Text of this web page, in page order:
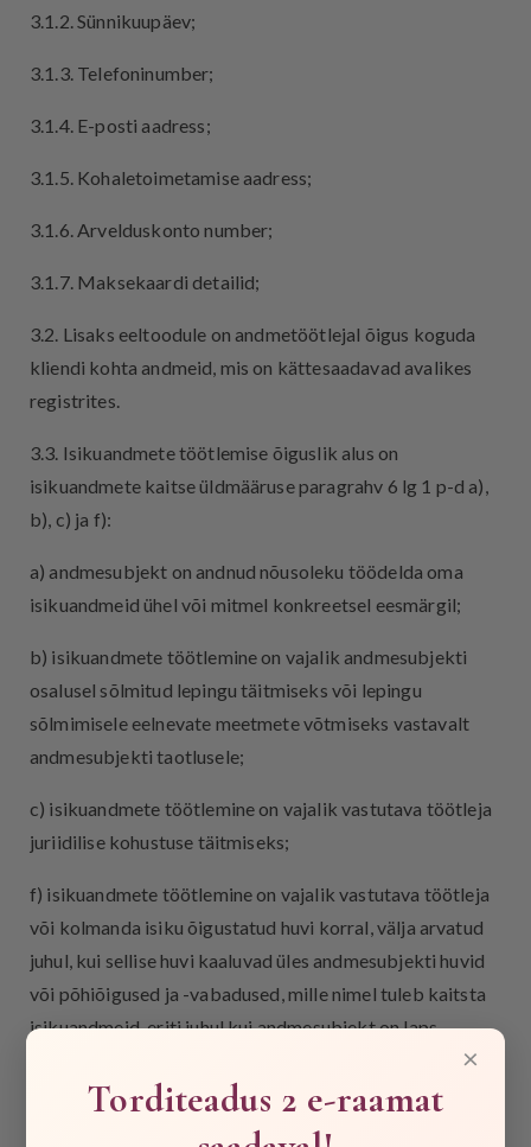
3.1.2. Sünnikuupäev;
3.1.3. Telefoninumber;
3.1.4. E-posti aadress;
3.1.5. Kohaletoimetamise aadress;
3.1.6. Arvelduskonto number;
3.1.7. Maksekaardi detailid;
3.2. Lisaks eeltoodule on andmetöötlejal õigus koguda
kliendi kohta andmeid, mis on kättesaadavad avalikes
registrites.
3.3. Isikuandmete töötlemise õiguslik alus on
isikuandmete kaitse üldmääruse paragrahv 6 lg 1 p-d a),
b), c) ja f):
a) andmesubjekt on andnud nõusoleku töödelda oma
isikuandmeid ühel või mitmel konkreetsel eesmärgil;
b) isikuandmete töötlemine on vajalik andmesubjekti
osalusel sõlmitud lepingu täitmiseks või lepingu
sõlmimisele eelnevate meetmete võtmiseks vastavalt
andmesubjekti taotlusele;
c) isikuandmete töötlemine on vajalik vastutava töötleja
juriidilise kohustuse täitmiseks;
f) isikuandmete töötlemine on vajalik vastutava töötleja
või kolmanda isiku õigustatud huvi korral, välja arvatud
juhul, kui sellise huvi kaaluvad üles andmesubjekti huvid
või põhiõigused ja -vabadused, mille nimel tuleb kaitsta
isikuandmeid, eriti juhul kui andmesubjekt on laps.
3.4. Isikuandmete töötlemine vastavalt töötlemise
eesmärgile:
×
Torditeadus 2 e-raamat